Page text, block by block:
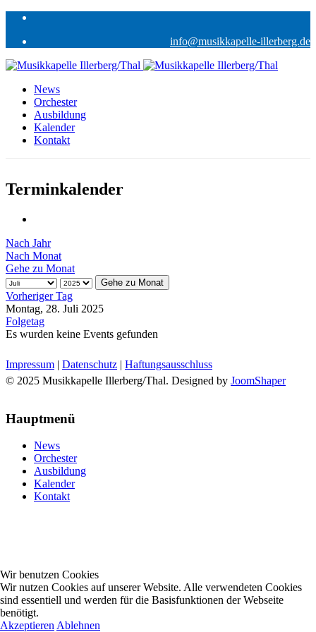
info@musikkapelle-illerberg.de
News
Orchester
Ausbildung
Kalender
Kontakt
Terminkalender
Nach Jahr
Nach Monat
Gehe zu Monat
Gehe zu Monat
Vorheriger Tag
Montag, 28. Juli 2025
Folgetag
Es wurden keine Events gefunden
Impressum | Datenschutz | Haftungsausschluss
© 2025 Musikkapelle Illerberg/Thal. Designed by JoomShaper
Hauptmenü
News
Orchester
Ausbildung
Kalender
Kontakt
Wir benutzen Cookies
Wir nutzen Cookies auf unserer Website. Alle verwendeten Cookies
sind essentiell und werden für die Basisfunktionen der Webseite
benötigt.
Akzeptieren Ablehnen